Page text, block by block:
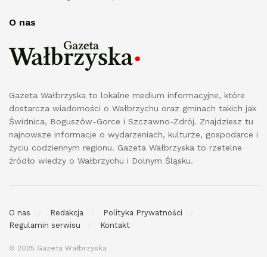
O nas
Gazeta Wałbrzyska to lokalne medium informacyjne, które
dostarcza wiadomości o Wałbrzychu oraz gminach takich jak
Świdnica, Boguszów-Gorce i Szczawno-Zdrój. Znajdziesz tu
najnowsze informacje o wydarzeniach, kulturze, gospodarce i
życiu codziennym regionu. Gazeta Wałbrzyska to rzetelne
źródło wiedzy o Wałbrzychu i Dolnym Śląsku.
O nas Redakcja
Polityka Prywatności
Regulamin serwisu
Kontakt
© 2025 Gazeta Wałbrzyska